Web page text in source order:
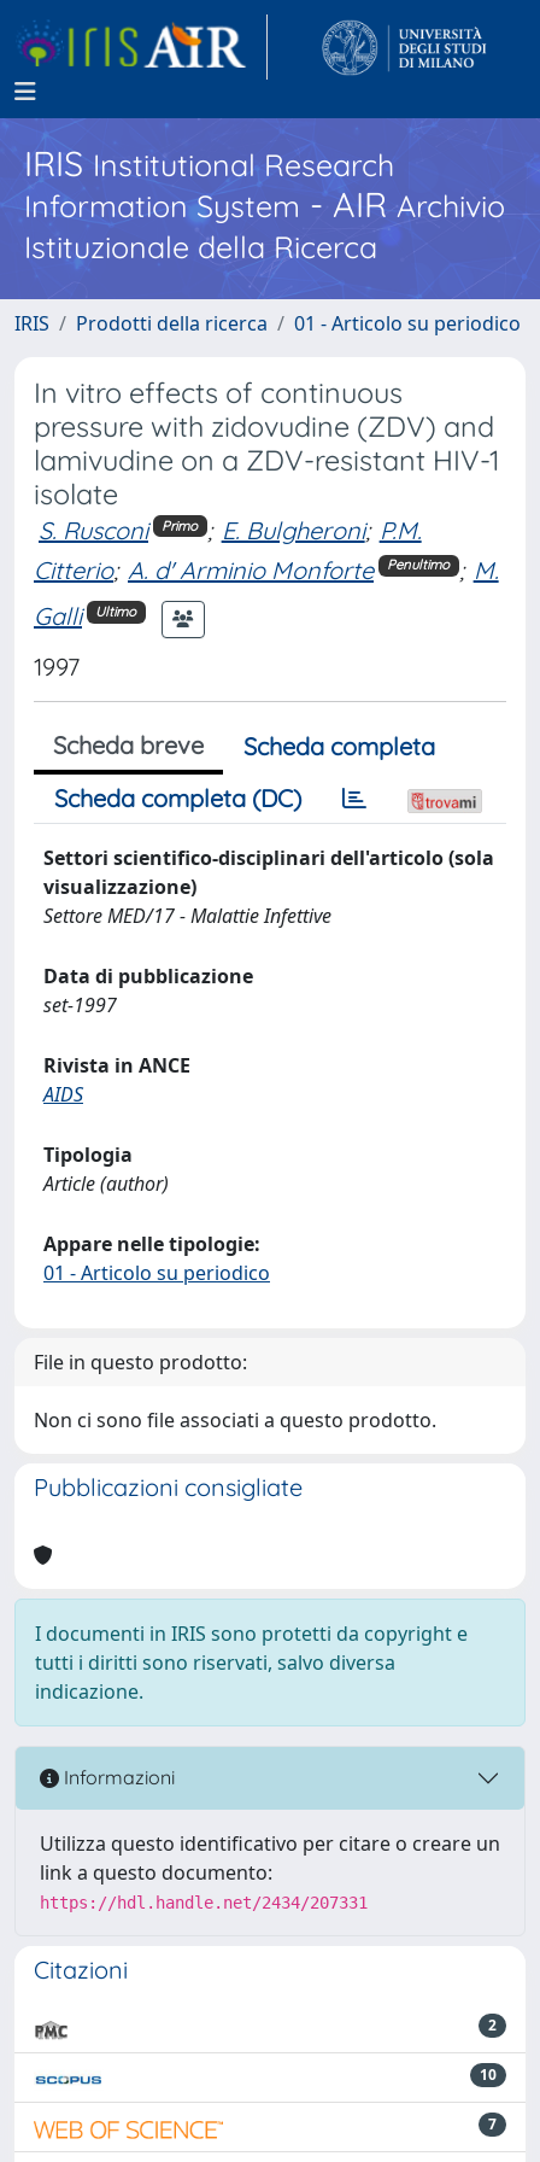
IRISInstitutional Research
Information System - AIR Archivio
Istituzionale della Ricerca
IRIS Prodotti della ricerca 01 - Articolo su periodico
In vitro effects of continuous
pressure with zidovudine (ZDV) and
lamivudine on a ZDV-resistant HIV-1
isolate
S. Rusconi Primo ; E. Bulgheroni; P.M.
Citterio; A. d' Arminio Monforte Penultimo ; M.
Galli
Ultimo
1997
Scheda breve
Scheda completa
Scheda completa (DC)
Settori scientifico-disciplinari dell'articolo (sola
visualizzazione)
Settore MED/17 - Malattie Infettive
Data di pubblicazione
set-1997
Rivista in ANCE
AIDS
Tipologia
Article (author)
Appare nelle tipologie:
01 - Articolo su periodico
File in questo prodotto:
Non ci sono file associati a questo prodotto.
Pubblicazioni consigliate
I documenti in IRIS sono protetti da copyright e
tutti i diritti sono riservati, salvo diversa
indicazione.
Informazioni
Utilizza questo identificativo per citare o creare un
link a questo documento:
https://hdl.handle.net/2434/207331
Citazioni
2
10
7